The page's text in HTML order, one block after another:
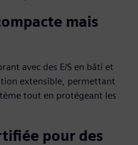
mais
avec des E/S en bâti et
extensible, permettant
tout en protégeant les
pour des